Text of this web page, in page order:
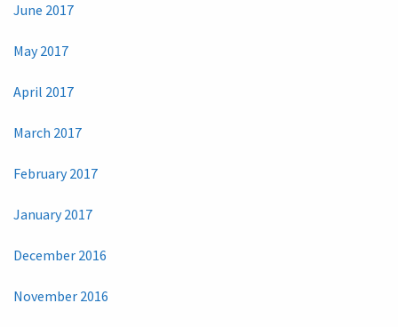
June 2017
May 2017
April 2017
March 2017
February 2017
January 2017
December 2016
November 2016